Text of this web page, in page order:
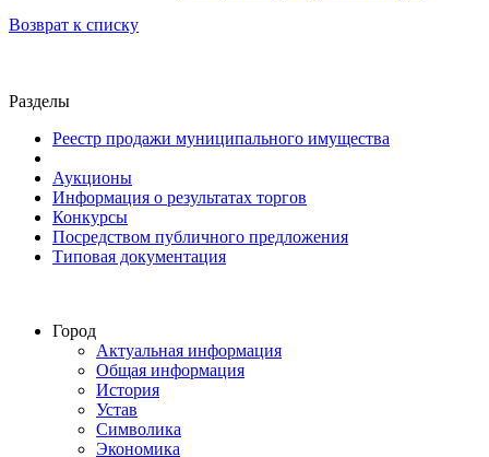
Возврат к списку
Разделы
Реестр продажи муниципального имущества
Аукционы
Информация о результатах торгов
Конкурсы
Посредством публичного предложения
Типовая документация
Город
Актуальная информация
Общая информация
История
Устав
Символика
Экономика